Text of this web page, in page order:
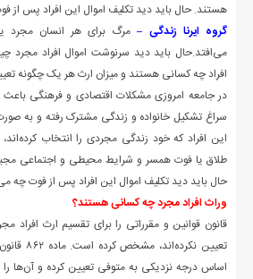
هستند. حال باید دید تکلیف اموال این افراد پس از
گروه ایرنا زندگی – مرگ برای هر انسان مجرد
می‌افتد.حال باید دید سرنوشت اموال افراد مجرد
افراد چه کسانی هستند و میزان ارث هر یک چگونه
در جامعه امروزی مشکلات اقتصادی و فرهنگی باعث
سراغ تشکیل خانواده و زندگی مشترک رفته و به
این افراد که خود زندگی مجردی را انتخاب
طلاق یا فوت همسر و شرایط محیطی و اجتماعی
حال باید دید تکلیف اموال این افراد پس از فوت چه
وراث افراد مجرد چه کسانی هستند؟
قانون قوانین و مقرراتی را برای تقسیم ارث افراد
تعیین